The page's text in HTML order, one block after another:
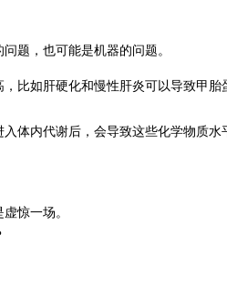
题，也可能是机器的问题。
比如肝硬化和慢性肝炎可以导致甲胎
体内代谢后，会导致这些化学物质水
惊一场。